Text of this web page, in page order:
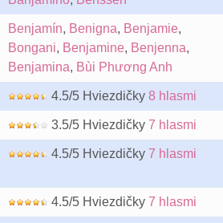
Benjamín, Benigna, Benjamie,
Bongani, Benjamine, Benjenna,
Benjamina, Bùi Phương Anh
4.5/5 Hviezdičky 8 hlasmi
3.5/5 Hviezdičky 7 hlasmi
4.5/5 Hviezdičky 7 hlasmi
4.5/5 Hviezdičky 7 hlasmi